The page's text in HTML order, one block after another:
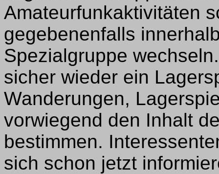
Amateurfunkaktivitäten
gegebenenfalls
Spezialgruppe
sicher wieder ein
Wanderungen,
vorwiegend den Inhalt
bestimmen.
sich schon jetzt